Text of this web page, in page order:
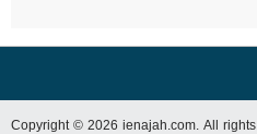
Copyright © 2026 ienajah.com. All rights